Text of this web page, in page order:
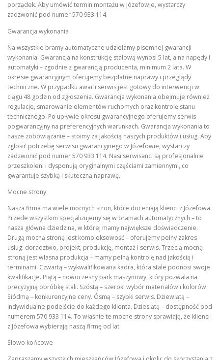
porządek. Aby umówić termin montażu w Józefowie, wystarczy
zadzwonić pod numer 570 933 114.
Gwarancja wykonania
Na wszystkie bramy automatyczne udzielamy pisemnej gwarancji
wykonania. Gwarancja na konstrukcję stalową wynosi 5 lat, a na napędy i
automatyki – zgodnie z gwarancją producenta, minimum 2 lata. W
okresie gwarancyjnym oferujemy bezpłatne naprawy i przeglądy
techniczne. W przypadku awarii serwis jest gotowy do interwencji w
ciągu 48 godzin od zgłoszenia. Gwarancja wykonania obejmuje również
regulacje, smarowanie elementów ruchomych oraz kontrolę stanu
technicznego. Po upływie okresu gwarancyjnego oferujemy serwis
pogwarancyjny na preferencyjnych warunkach. Gwarancja wykonania to
nasze zobowiązanie – stoimy za jakością naszych produktów i usług. Aby
zgłosić potrzebę serwisu gwarancyjnego w Józefowie, wystarczy
zadzwonić pod numer 570 933 114. Nasi serwisanci są profesjonalnie
przeszkoleni i dysponują oryginalnymi częściami zamiennymi, co
gwarantuje szybką i skuteczną naprawę.
Mocne strony
Nasza firma ma wiele mocnych stron, które doceniają klienci z Józefowa.
Przede wszystkim specjalizujemy się w bramach automatycznych – to
nasza główna dziedzina, w której mamy największe doświadczenie.
Drugą mocną stroną jest kompleksowość – oferujemy pełny zakres
usług: doradztwo, projekt, produkcję, montaż i serwis. Trzecią mocną
stroną jest własna produkcja – mamy pełną kontrolę nad jakością i
terminami. Czwartą – wykwalifikowana kadra, która stale podnosi swoje
kwalifikacje. Piątą – nowoczesny park maszynowy, który pozwala na
precyzyjną obróbkę stali. Szóstą – szeroki wybór materiałów i kolorów.
Siódmą – konkurencyjne ceny. Ósmą – szybki serwis. Dziewiątą –
indywidualne podejście do każdego klienta. Dziesiątą – dostępność pod
numerem 570 933 114. To właśnie te mocne strony sprawiają, że klienci
z Józefowa wybierają naszą firmę od lat.
Słowo końcowe